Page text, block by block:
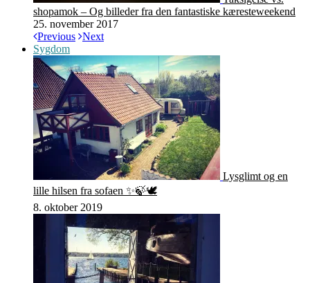
shopamok – Og billeder fra den fantastiske kæresteweekend
25. november 2017
Previous Next
Sygdom
Lysglimt og en
lille hilsen fra sofaen ✨🍃🕊
8. oktober 2019